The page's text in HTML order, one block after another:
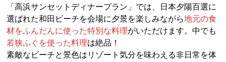
「高浜サンセットディナープラン」では、日本夕陽百選に
選ばれた和田ビーチを会場に夕景を楽しみながら地元の食
材をふんだんに使った特別な料理がいただけます。中でも
若狭ふぐを使った料理は絶品！
素敵なビーチと景色はリゾート気分を味わえる非日常を体